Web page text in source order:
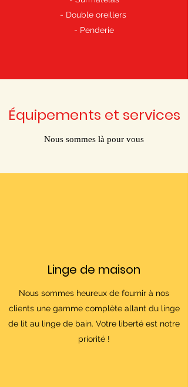
Équipements et services
Nous sommes là pour vous
- Double oreillers
- Penderie
Linge de maison
Nous sommes heureux de fournir à nos
clients une gamme complète allant du linge
de lit au linge de bain. Votre liberté est notre
priorité !